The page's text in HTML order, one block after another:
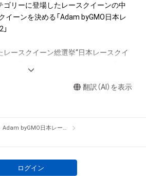
有する方、著作隣接権の権利者またはそ
者からの事前の同意なしに、上記の「本
る権利」の範囲を超えた行為、知的財産
リングを含みますが、これに限定されま
作物の利用については、公序良俗や法令
の恐れのある利用など、作成者が不適切
ゴリーに登場したレースクイーンの中
イーンを決める「Adam byGMO日本レ
ースクイーン総選挙“日本レースクイ
す。
ーン大賞初となる新人部門とレースク
ンプリ獲得を果たしました。2022年は
翻訳（AI）を表示
Adam byGMO日本レースクイーン大賞2022
ログイン